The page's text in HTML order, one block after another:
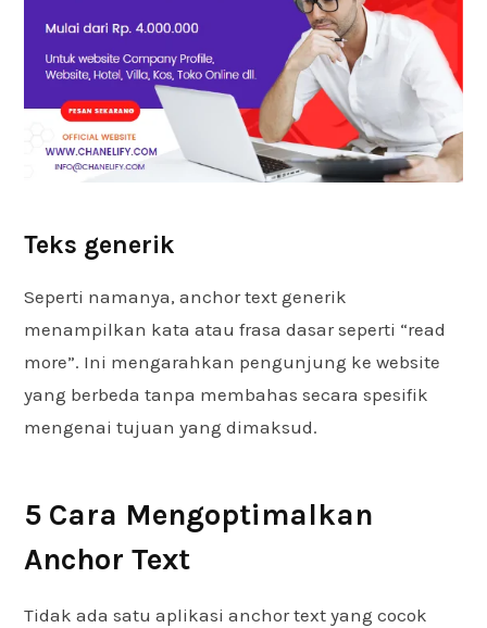
Teks generik
Seperti namanya, anchor text generik
menampilkan kata atau frasa dasar seperti “read
more”. Ini mengarahkan pengunjung ke website
yang berbeda tanpa membahas secara spesifik
mengenai tujuan yang dimaksud.
5 Cara Mengoptimalkan
Anchor Text
Tidak ada satu aplikasi anchor text yang cocok